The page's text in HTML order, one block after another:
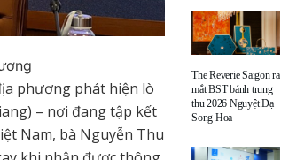
phương phát hiện lò
– nơi đang tập kết
Nam, bà Nguyễn Thu
The Reverie Saigon ra
mắt BST bánh trung
thu 2026 Nguyệt Dạ
Song Hoa